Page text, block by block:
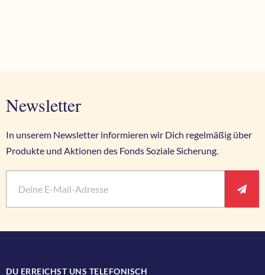
Newsletter
In unserem Newsletter informieren wir Dich regelmäßig über
Produkte und Aktionen des Fonds Soziale Sicherung.
Vorname
DU ERREICHST UNS TELEFONISCH